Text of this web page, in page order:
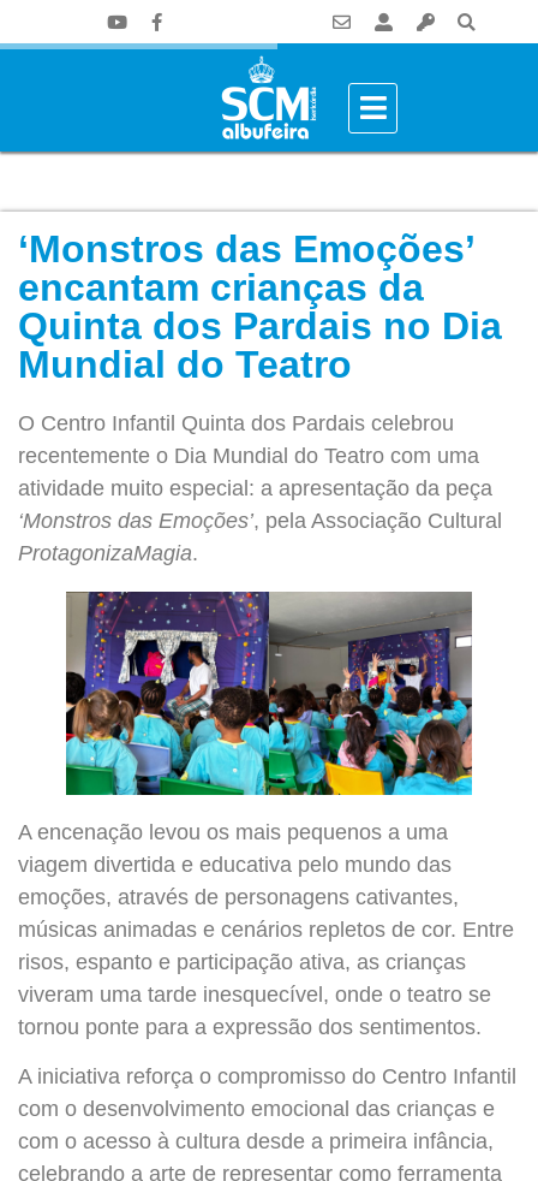
‘Monstros das Emoções’
encantam crianças da
Quinta dos Pardais no Dia
Mundial do Teatro
O Centro Infantil Quinta dos Pardais celebrou
recentemente o Dia Mundial do Teatro com uma
atividade muito especial: a apresentação da peça
‘Monstros das Emoções’, pela Associação Cultural
ProtagonizaMagia.
A encenação levou os mais pequenos a uma
viagem divertida e educativa pelo mundo das
emoções, através de personagens cativantes,
músicas animadas e cenários repletos de cor. Entre
risos, espanto e participação ativa, as crianças
viveram uma tarde inesquecível, onde o teatro se
tornou ponte para a expressão dos sentimentos.
A iniciativa reforça o compromisso do Centro Infantil
com o desenvolvimento emocional das crianças e
com o acesso à cultura desde a primeira infância,
celebrando a arte de representar como ferramenta